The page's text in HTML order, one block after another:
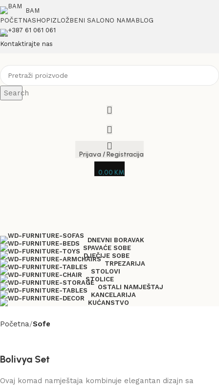
BAM
POČETNASHOP IZLOŽBENI SALONO NAMA BLOG
+387 61 061 061
Kontaktirajte nas
Search
Prijava / Registracija
0,00 KM
DNEVNI BORAVAK
SPAVAĆE SOBE
DJEČIJE SOBE
TRPEZARIJA
STOLOVI
STOLICE
OSTALI NAMJEŠTAJ
KANCELARIJA
KUĆANSTVO
Početna Sofe
Bolivya Set
Ovaj komad namještaja kombinuje elegantan dizajn sa